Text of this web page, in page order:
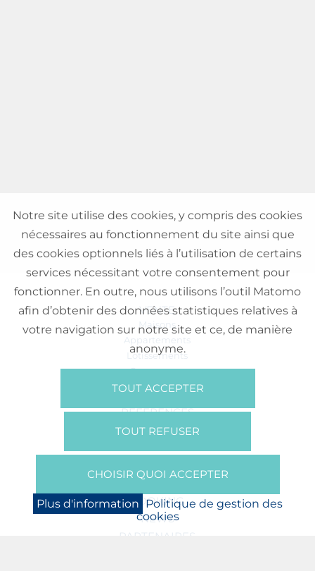
VENTE
Maisons
Appartements
Lotissements
Commerces
Bureaux
RÉFÉRENCES
SUR NOUS
Presse
BOOKING
NEWS
PARTENAIRES
Notre site utilise des cookies, y compris des cookies
nécessaires au fonctionnement du site ainsi que
des cookies optionnels liés à l’utilisation de certains
services nécessitant votre consentement pour
fonctionner. En outre, nous utilisons l’outil Matomo
afin d’obtenir des données statistiques relatives à
votre navigation sur notre site et ce, de manière
anonyme.
TOUT ACCEPTER
TOUT REFUSER
CHOISIR QUOI ACCEPTER
Plus d'information Politique de gestion des
cookies